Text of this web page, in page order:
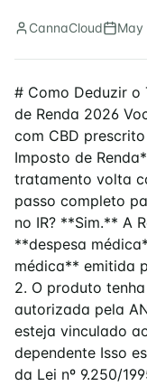
CannaCloud May
# Como Deduzir o
de Renda 2026
com CBD
Imposto de
tratamento volta
passo completo
no IR? **Sim.** A
**despesa
médica** emitida
2. O produto
autorizada pela
esteja vinculado
dependente Isso
da Lei nº 9.250/